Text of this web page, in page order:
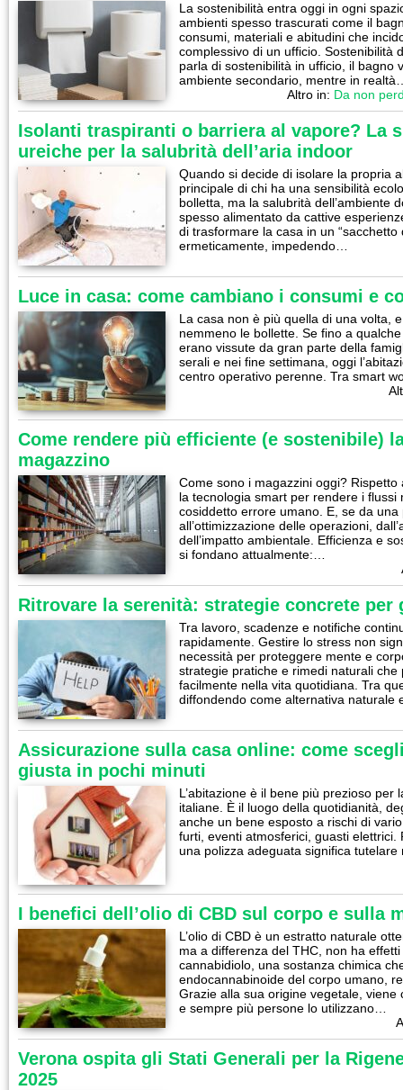
La sostenibilità entra oggi in ogni
ambienti spesso trascurati come il
consumi, materiali e abitudini che
complessivo di un ufficio. Sostenibilità
parla di sostenibilità in ufficio, il bagno
ambiente secondario, mentre in
Altro in: Da non
Isolanti traspiranti o barriera al vapore? La
ureiche per la salubrità dell’aria indoor
Quando si decide di isolare la propria
principale di chi ha una sensibilità
bolletta, ma la salubrità dell’ambiente
spesso alimentato da cattive
di trasformare la casa in un “sacchetto
ermeticamente, impedendo…
Luce in casa: come cambiano i consumi e
La casa non è più quella di una volta,
nemmeno le bollette. Se fino a
erano vissute da gran parte della
serali e nei fine settimana, oggi
centro operativo perenne. Tra smart
Come rendere più efficiente (e sostenibile)
magazzino
Come sono i magazzini oggi?
la tecnologia smart per rendere i
cosiddetto errore umano. E, se da una
all’ottimizzazione delle operazioni,
dell’impatto ambientale. Efficienza e
si fondano attualmente:…
Ritrovare la serenità: strategie concrete per
Tra lavoro, scadenze e notifiche
rapidamente. Gestire lo stress non
necessità per proteggere mente e
strategie pratiche e rimedi naturali
facilmente nella vita quotidiana. Tra
diffondendo come alternativa
Assicurazione sulla casa online: come
giusta in pochi minuti
L’abitazione è il bene più prezioso
italiane. È il luogo della quotidianità,
anche un bene esposto a rischi di
furti, eventi atmosferici, guasti
una polizza adeguata significa
I benefici dell’olio di CBD sul corpo e sulla
L’olio di CBD è un estratto naturale
ma a differenza del THC, non ha
cannabidiolo, una sostanza chimica
endocannabinoide del corpo umano,
Grazie alla sua origine vegetale,
e sempre più persone lo utilizzano…
Verona ospita gli Stati Generali per la
2025